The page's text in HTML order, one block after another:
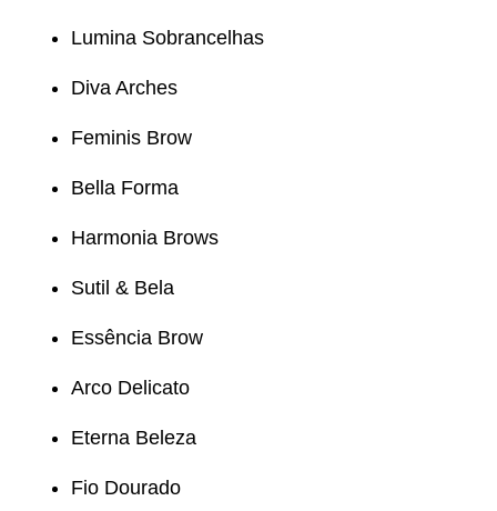
Lumina Sobrancelhas
Diva Arches
Feminis Brow
Bella Forma
Harmonia Brows
Sutil & Bela
Essência Brow
Arco Delicato
Eterna Beleza
Fio Dourado